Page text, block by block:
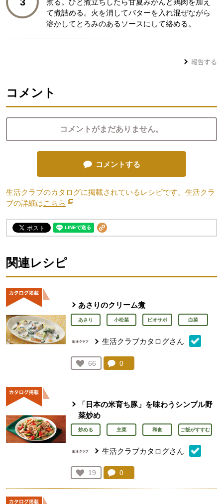
煮る。ひと煮立ちしたら甘夏みかんと鶏肉を加え
て煮詰める。火を消してバターを入れ混ぜながら
溶かしてとろみのあるソースにして絡める。
報告する
コメント
コメントがまだありません。
コメントする
生活クラブのカタログに掲載されているレシピです。生活クラ
ブの詳細はこちら 別のウィンドウで開きます。
関連レシピ
あさりのクリーム煮
あさり 小松菜 ビオサポ 白菜
生活クラブカタログさん
お気に入り登録：
66
人が登録
コメント：
0
「日本の米育ち豚」を味わうシンプル野
菜炒め
炒める 主菜 和食 ご飯がすすむ
生活クラブカタログさん
お気に入り登録：
19
人が登録
コメント：
0